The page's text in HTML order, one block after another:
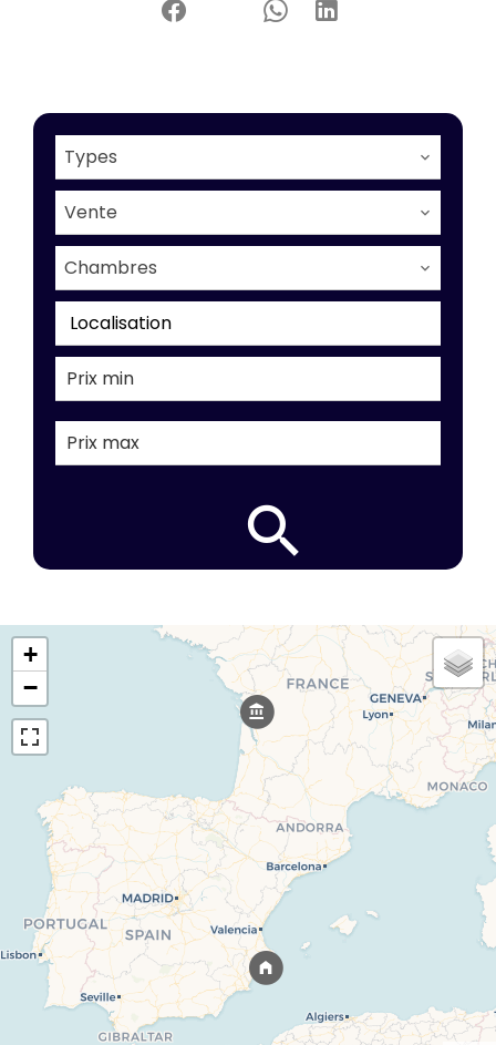
Types
Vente
Chambres
Localisation
+
−